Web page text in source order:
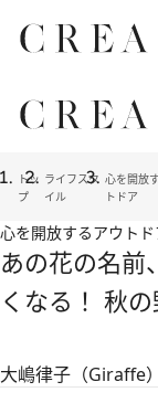
トッ
プ
ライフスタ
イル
心を開放
トドア
心を開放するアウトド
あの花の名前
くなる！ 秋
大嶋律子（Giraffe）